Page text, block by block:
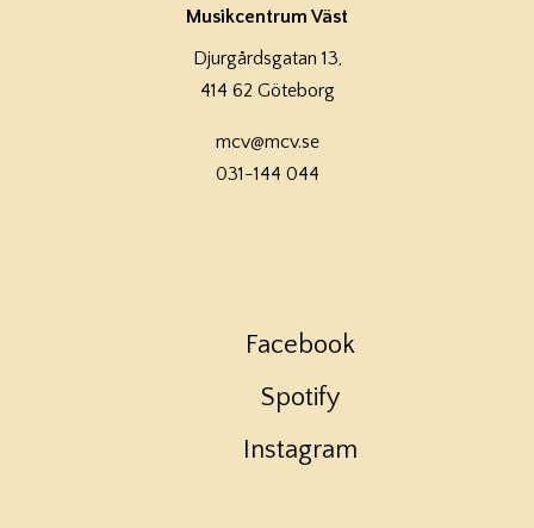
Musikcentrum Väst
Djurgårdsgatan 13,
414 62 Göteborg
mcv@mcv.se
031-144 044
Facebook
Spotify
Instagram